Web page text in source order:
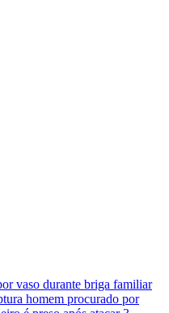
vaso durante briga familiar
homem procurado por